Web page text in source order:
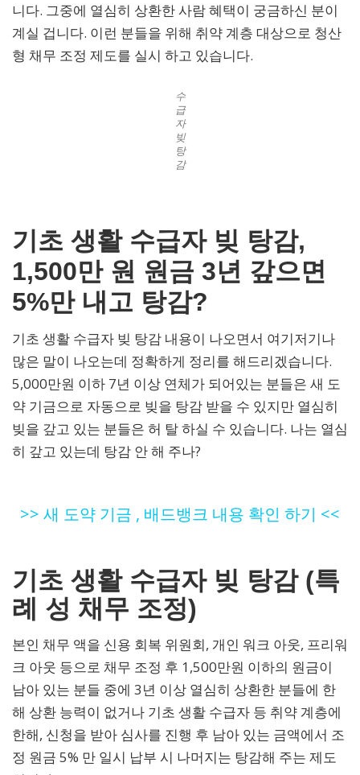
니다. 그중에 열심히 상환한 사람 혜택이 궁금하신 분이
계실 겁니다. 이런 분들을 위해 취약 계층 대상으로 청산
형 채무 조정 제도를 실시 하고 있습니다.
수
급
자
빚
탕
감
기초 생활 수급자 빚 탕감,
1,500만 원 원금 3년 갚으면
5%만 내고 탕감?
기초 생활 수급자 빚 탕감 내용이 나오면서 여기저기나
많은 말이 나오는데 정확하게 정리를 해드리겠습니다.
5,000만원 이하 7년 이상 연체가 되어있는 분들은 새 도
약 기금으로 자동으로 빚을 탕감 받을 수 있지만 열심히
빚을 갚고 있는 분들은 허 탈 하실 수 있습니다. 나는 열심
히 갚고 있는데 탕감 안 해 주나?
>> 새 도약 기금 , 배드뱅크 내용 확인 하기 <<
기초 생활 수급자 빚 탕감 (특
례 성 채무 조정)
본인 채무 액을 신용 회복 위원회, 개인 워크 아웃, 프리워
크 아웃 등으로 채무 조정 후 1,500만원 이하의 원금이
남아 있는 분들 중에 3년 이상 열심히 상환한 분들에 한
해 상환 능력이 없거나 기초 생활 수급자 등 취약 계층에
한해, 신청을 받아 심사를 진행 후 남아 있는 금액에서 조
정 원금 5% 만 일시 납부 시 나머지는 탕감해 주는 제도